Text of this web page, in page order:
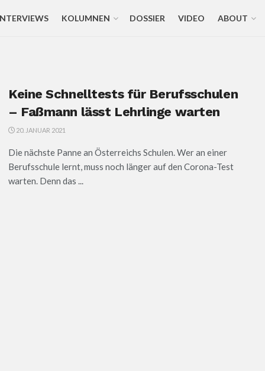
KOLUMNEN DOSSIER VIDEO ABOUT
Keine Schnelltests für Berufsschulen
– Faßmann lässt Lehrlinge warten
20. JANUAR 2021
Die nächste Panne an Österreichs Schulen. Wer an einer
Berufsschule lernt, muss noch länger auf den Corona-Test
warten. Denn das ...